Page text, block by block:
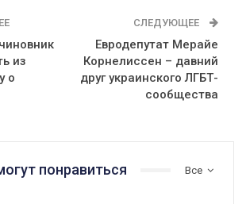
из
о
СЛЕДУЮЩЕЕ
Евродепутат Мерайе
Корнелиссен – давний
друг украинского ЛГБТ-
сообщества
Все
понравиться